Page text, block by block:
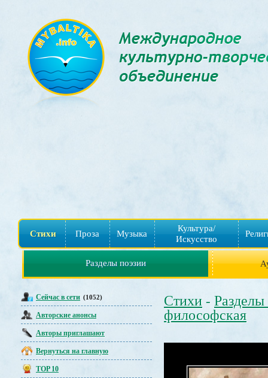
Стихи Проза Музыка
Культура/
Искусство
Разделы поэзии
Сейчас в сети (1052)
Авторские анонсы
Авторы приглашают
Вернуться на главную
TOP 10
Стихи - Разделы
философская